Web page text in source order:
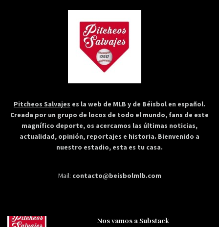
Pitcheos Salvajes es la web de MLB y de Béisbol en español.
Creada por un grupo de locos de todo el mundo, fans de este
magnífico deporte, os acercamos las últimas noticias,
actualidad, opinión, reportajes e historia. Bienvenido a
nuestro estadio, esta es tu casa.
Mail: contacto@beisbolmlb.com
Nos vamos a Substack